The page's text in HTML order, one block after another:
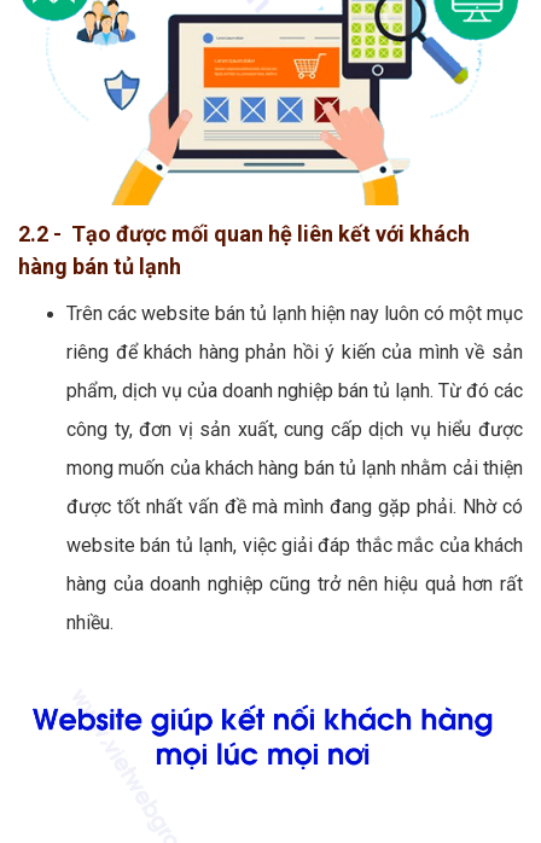
2.2 - Tạo được mối quan hệ liên kết với khách
hàng bán tủ lạnh
Trên các website bán tủ lạnh hiện nay luôn có một mục
riêng để khách hàng phản hồi ý kiến của mình về sản
phẩm, dịch vụ của doanh nghiệp bán tủ lạnh. Từ đó các
công ty, đơn vị sản xuất, cung cấp dịch vụ hiểu được
mong muốn của khách hàng bán tủ lạnh nhằm cải thiện
được tốt nhất vấn đề mà mình đang gặp phải. Nhờ có
website bán tủ lạnh, việc giải đáp thắc mắc của khách
hàng của doanh nghiệp cũng trở nên hiệu quả hơn rất
nhiều.